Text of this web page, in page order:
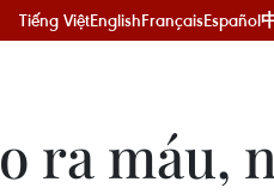
Tiếng ViệtEnglishFrançaisEspañol
ra máu,